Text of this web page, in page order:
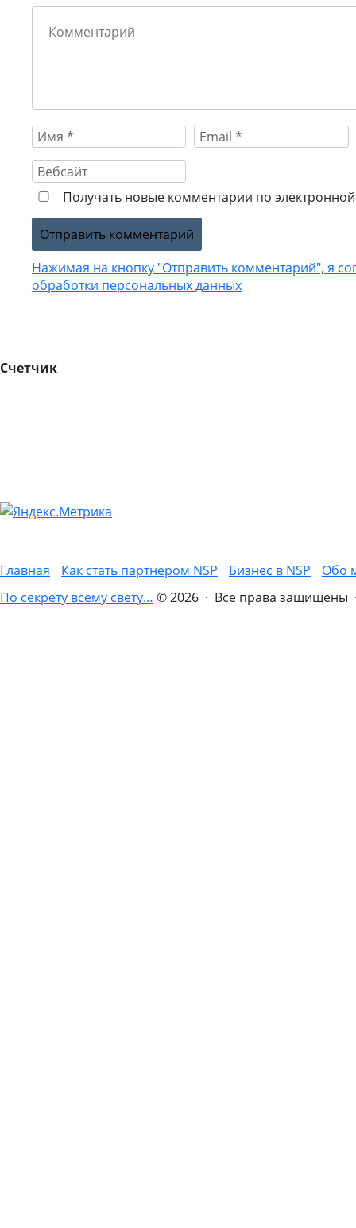
Получать новые комментарии по
Нажимая на кнопку "Отправить комментарий", я
обработки персональных данных
Счетчик
Главная Как стать партнером NSP Бизнес в NSP
Обо
По секрету всему свету… © 2026 · Все права защищены